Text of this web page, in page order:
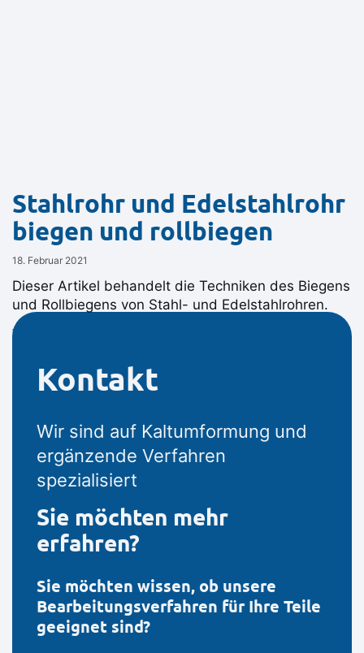
Stahlrohr und Edelstahlrohr
biegen und rollbiegen
18. Februar 2021
Dieser Artikel behandelt die Techniken des Biegens
und Rollbiegens von Stahl- und Edelstahlrohren.
Weiterlesen ⟶
Kontakt
Wir sind auf Kaltumformung und
ergänzende Verfahren
spezialisiert
Sie möchten mehr
erfahren?
Sie möchten wissen, ob unsere
Bearbeitungsverfahren für Ihre Teile
geeignet sind?